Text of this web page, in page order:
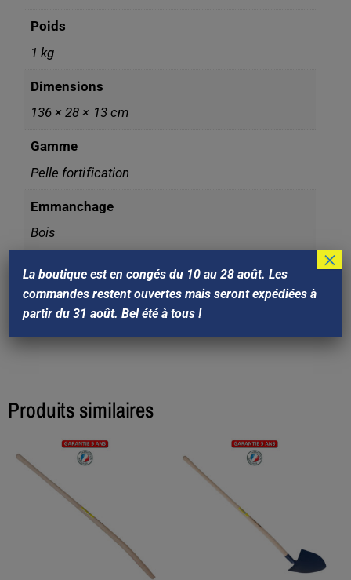
Poids
1 kg
Dimensions
136 × 28 × 13 cm
Gamme
Pelle fortification
Emmanchage
Bois
Nom technique
PELLE FORTIFICATION DE 25 CM AVEC BORD
SOUDES EM
Produits similaires
La boutique est en congés du 10 au 28 août. Les
commandes restent ouvertes mais seront expédiées à
partir du 31 août. Bel été à tous !
×